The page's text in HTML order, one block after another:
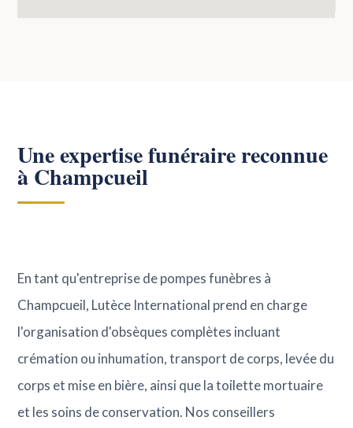
Une expertise funéraire reconnue
à Champcueil
En tant qu'entreprise de pompes funèbres à
Champcueil, Lutèce International prend en charge
l'organisation d'obsèques complètes incluant
crémation ou inhumation, transport de corps, levée du
corps et mise en bière, ainsi que la toilette mortuaire
et les soins de conservation. Nos conseillers